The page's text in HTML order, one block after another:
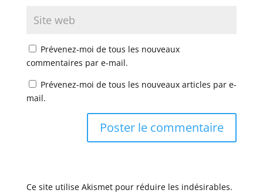
Prévenez-moi de tous les nouveaux
commentaires par e-mail.
Prévenez-moi de tous les nouveaux articles par e-
mail.
Ce site utilise Akismet pour réduire les indésirables.